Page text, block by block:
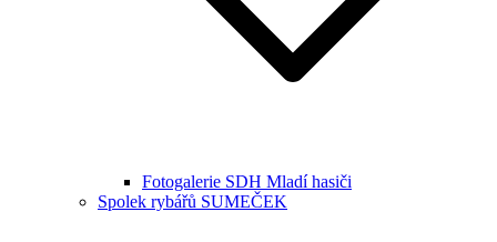
Fotogalerie SDH Mladí hasiči
Spolek rybářů SUMEČEK